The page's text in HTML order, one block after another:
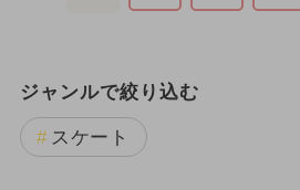
ジャンルで絞り込む
スケート